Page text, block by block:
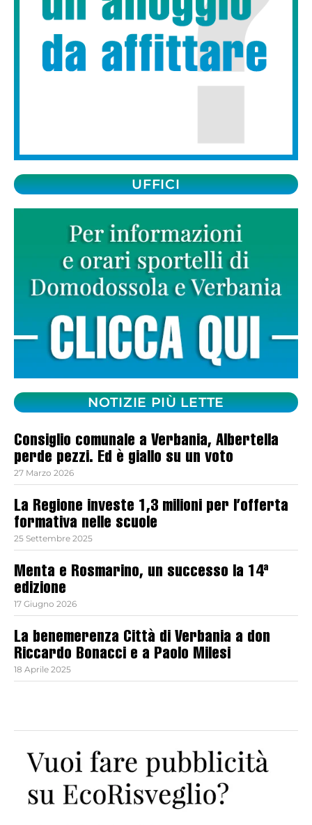
UFFICI
NOTIZIE PIÙ LETTE
Consiglio comunale a Verbania, Albertella
perde pezzi. Ed è giallo su un voto
27 Marzo 2026
La Regione investe 1,3 milioni per l’offerta
formativa nelle scuole
25 Settembre 2025
Menta e Rosmarino, un successo la 14ª
edizione
17 Giugno 2026
La benemerenza Città di Verbania a don
Riccardo Bonacci e a Paolo Milesi
18 Aprile 2025